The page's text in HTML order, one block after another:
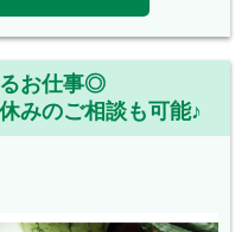
るお仕事◎
みのご相談も可能♪